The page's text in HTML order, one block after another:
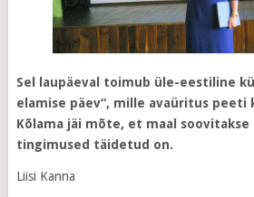
Sel laupäeval toimub üle-eestiline
elamise päev“, mille avaüritus peeti
Kõlama jäi mõte, et maal
tingimused täidetud on.
Liisi Kanna